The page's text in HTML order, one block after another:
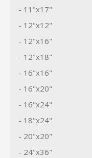
- 11"x17"
- 12"x12"
- 12"x16"
- 12"x18"
- 16"x16"
- 16"x20"
- 16"x24"
- 18"x24"
- 20"x20"
- 24"x36"